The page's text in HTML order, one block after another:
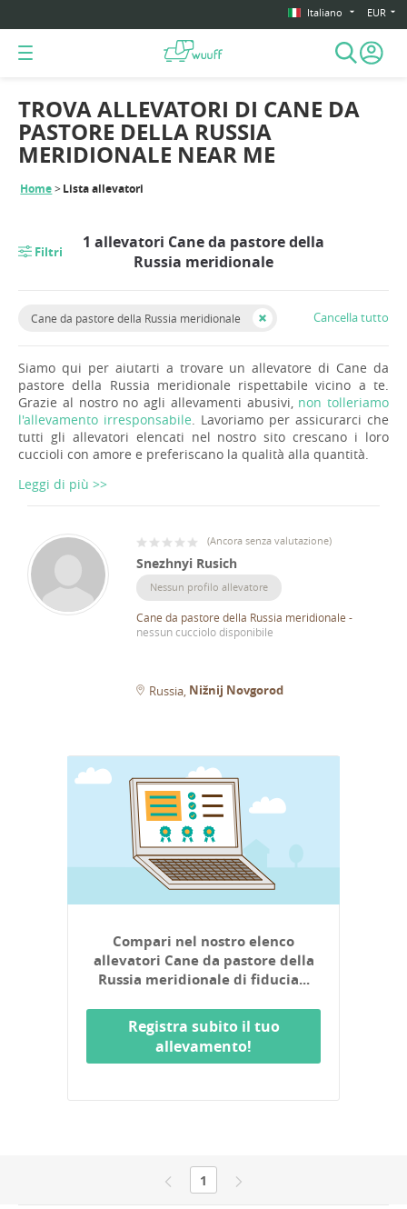
Italiano EUR
Home Lista allevatori
TROVA ALLEVATORI DI CANE DA
PASTORE DELLA RUSSIA
MERIDIONALE NEAR ME
Filtri
1 allevatori Cane da pastore della
Russia meridionale
Cane da pastore della Russia meridionale Cancella tutto
Siamo qui per aiutarti a trovare un allevatore di Cane da
pastore della Russia meridionale rispettabile vicino a te.
Grazie al nostro no agli allevamenti abusivi, non tolleriamo
l'allevamento irresponsabile . Lavoriamo per assicurarci che
tutti gli allevatori elencati nel nostro sito crescano i loro
cuccioli con amore e preferiscano la qualità alla quantità.
Leggi di più >>
(Ancora senza valutazione)
Snezhnyi Rusich
Nessun profilo allevatore
Cane da pastore della Russia meridionale -
nessun cucciolo disponibile
Russia Nižnij Novgorod
Compari nel nostro elenco
allevatori Cane da pastore della
Russia meridionale di fiducia...
Registra subito il tuo
allevamento!
1